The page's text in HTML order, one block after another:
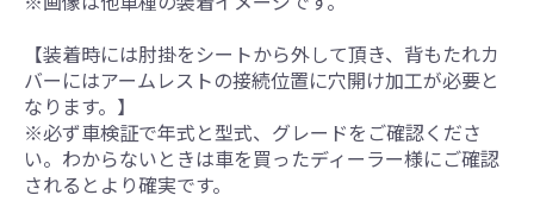
【装着時には肘掛をシートから外して頂き、背もたれカ
バーにはアームレストの接続位置に穴開け加工が必要と
なります。】
※必ず車検証で年式と型式、グレードをご確認くださ
い。わからないときは車を買ったディーラー様にご確認
されるとより確実です。